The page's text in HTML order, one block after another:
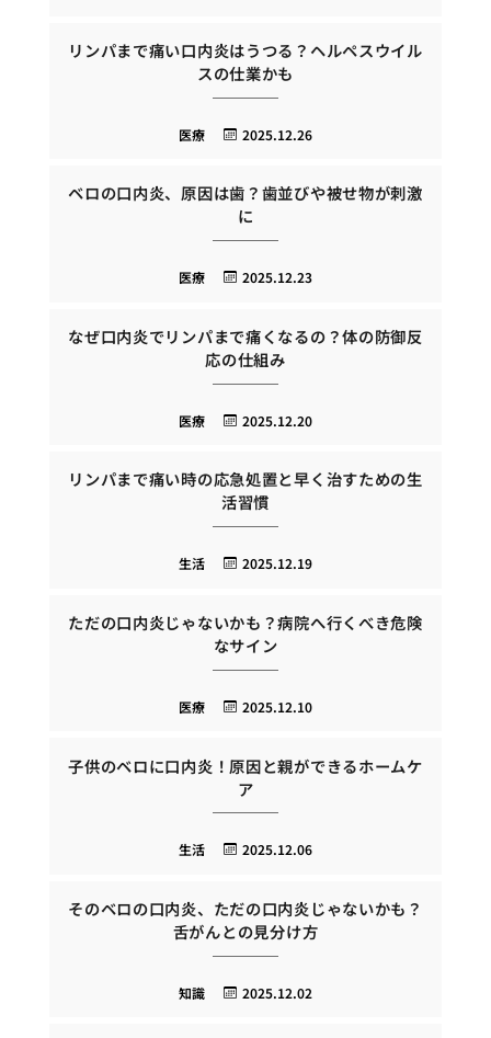
リンパまで痛い口内炎はうつる？ヘルペスウイル
スの仕業かも
2025.12.26
医療
ベロの口内炎、原因は歯？歯並びや被せ物が刺激
に
2025.12.23
医療
なぜ口内炎でリンパまで痛くなるの？体の防御反
応の仕組み
2025.12.20
医療
リンパまで痛い時の応急処置と早く治すための生
活習慣
2025.12.19
生活
ただの口内炎じゃないかも？病院へ行くべき危険
なサイン
2025.12.10
医療
子供のベロに口内炎！原因と親ができるホームケ
ア
2025.12.06
生活
そのベロの口内炎、ただの口内炎じゃないかも？
舌がんとの見分け方
2025.12.02
知識